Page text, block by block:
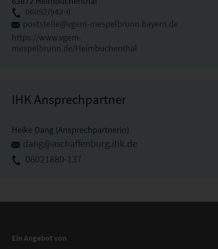
06092/942-0
poststelle@vgem-mespelbrunn.bayern.de
https://www.vgem-
mespelbrunn.de/Heimbuchenthal
IHK Ansprechpartner
Heike Dang (Ansprechpartnerin)
dang@aschaffenburg.ihk.de
06021880-137
Ein Angebot von